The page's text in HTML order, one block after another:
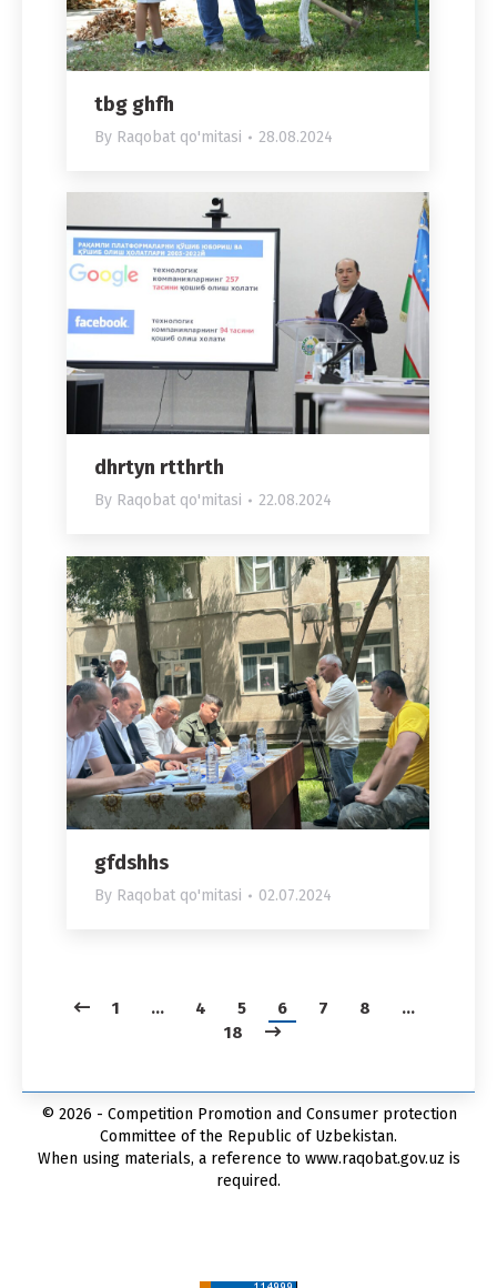
tbg ghfh
By Raqobat qo'mitasi 28.08.2024
dhrtyn rtthrth
By Raqobat qo'mitasi 22.08.2024
gfdshhs
By Raqobat qo'mitasi 02.07.2024
1 … 4 5 6 7 8
…
18
© 2026 - Competition Promotion and Сonsumer protection
Committee of the Republic of Uzbekistan.
When using materials, a reference to www.raqobat.gov.uz is
required.